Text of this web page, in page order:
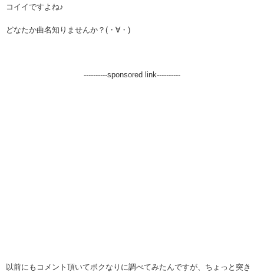
コイイですよね♪
どなたか曲名知りませんか？(・∀・)
----------sponsored link----------
以前にもコメント頂いてボクなりに調べてみたんですが、ちょっと突き